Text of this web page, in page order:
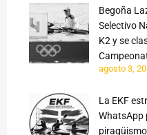
Begoña
Selectivo
K2 y se
agosto 3,
La EKF
WhatsApp